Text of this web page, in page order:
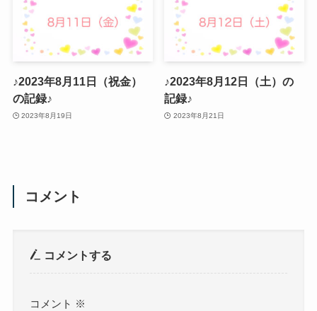
♪2023年8月11日（祝金）
の記録♪
2023年8月19日
♪2023年8月12日（土）の
記録♪
2023年8月21日
コメント
コメントする
コメント ※